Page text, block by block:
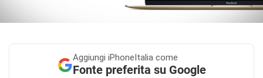
Aggiungi iPhoneItalia come
Fonte preferita su Google